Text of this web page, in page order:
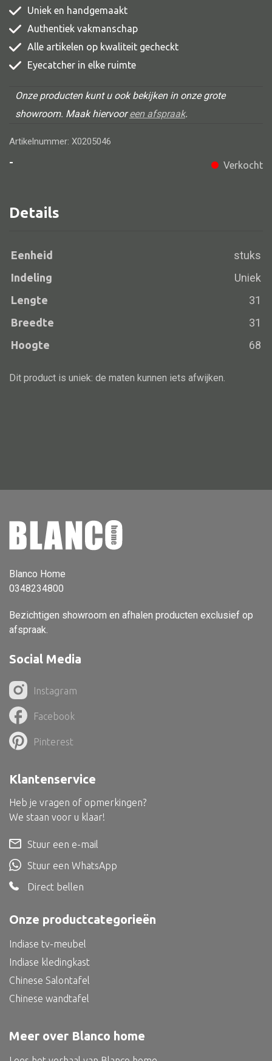
Alle banken
Bank gestoffeerd
Bank hout
Bank IJzer
Chaise longues
Poef
Wandlamp
Lampenkappen
Alle deco
Dienblad
Mand
Deco overig
Alle textiel
Tapijt
Kelim
Alle bouwmateriaal
Bed
Alle oosterse meubels
Oosterse kast
Oosterse tafel
Oosterse lampen
Uniek en handgemaakt
Authentiek vakmanschap
Alle artikelen op kwaliteit gecheckt
Eyecatcher in elke ruimte
Onze producten kunt u ook bekijken in onze grote
showroom. Maak hiervooreen afspraak.
Artikelnummer: X0205046
-
Verkocht
Details
Eenheid stuks
Indeling Uniek
Lengte 31
Breedte 31
Hoogte 68
Dit product is uniek: de maten kunnen iets afwijken.
Blanco Home
0348234800
Bezichtigen showroom en afhalen producten exclusief op
afspraak.
Social Media
Instagram
Facebook
Pinterest
Onze productcategorieën
Indiase tv-meubel
Indiase kledingkast
Chinese Salontafel
Chinese wandtafel
Meer over Blanco home
Klantenservice
Heb je vragen of opmerkingen?
We staan voor u klaar!
Stuur een e-mail
Stuur een WhatsApp
Direct bellen